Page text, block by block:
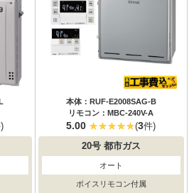
本体：RUF-E2008SAG-B
リモコン：MBC-240V-A
5.00 (3件)
20号都市ガス
オート
ボイスリモコン付属